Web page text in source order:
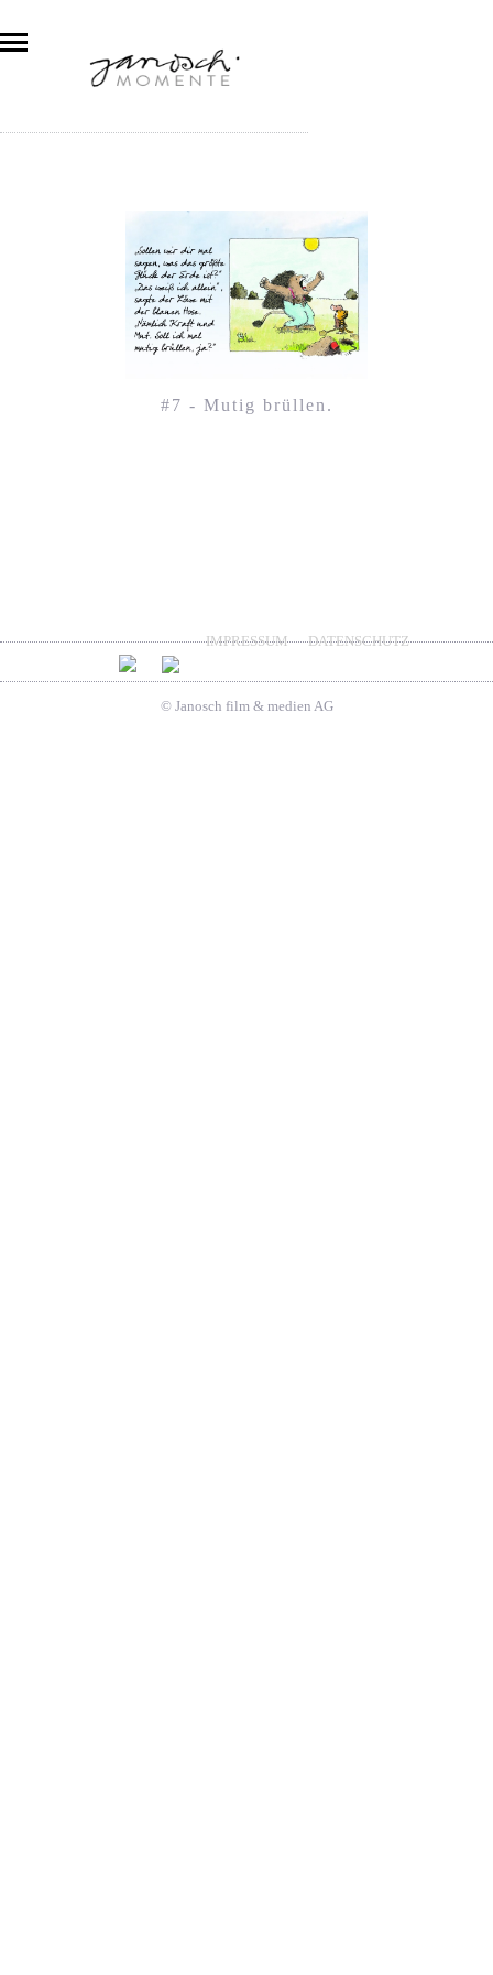
#7 - Mutig brüllen.
IMPRESSUM DATENSCHUTZ
© Janosch film & medien AG